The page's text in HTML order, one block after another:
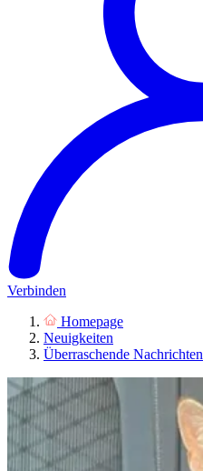
Verbinden
Homepage
Neuigkeiten
Überraschende Nachrichten